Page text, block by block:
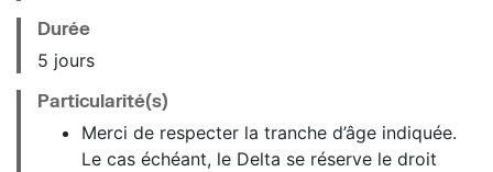
Durée
5 jours
Particularité(s)
Merci de respecter la tranche d’âge indiquée.
Le cas échéant, le Delta se réserve le droit